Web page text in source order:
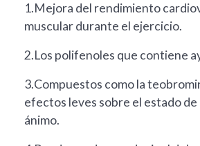
1.Mejora del rendimiento
muscular durante el ejercicio.
2.Los polifenoles que contiene
3.Compuestos como la
efectos leves sobre el estado
ánimo.